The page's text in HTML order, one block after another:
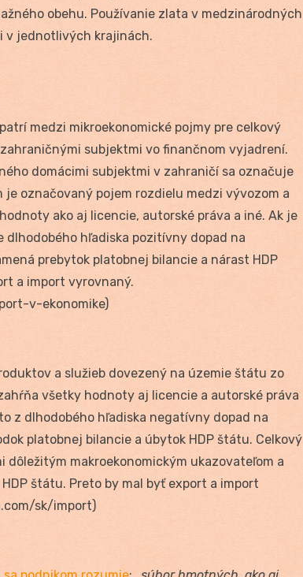
obehu. Používanie zlata v medzinárodných
v jednotlivých krajinách.
medzi mikroekonomické pojmy pre celkový
subjektmi vo finančnom vyjadrení.
domácimi subjektmi v zahraničí sa označuje
označovaný pojem rozdielu medzi vývozom a
ako aj licencie, autorské práva a iné. Ak je
dlhodobého hľadiska pozitívny dopad na
prebytok platobnej bilancie a nárast HDP
a import vyrovnaný.
v-ekonomike)
a služieb dovezený na územie štátu zo
všetky hodnoty aj licencie a autorské práva
z dlhodobého hľadiska negatívny dopad na
platobnej bilancie a úbytok HDP štátu. Celkový
dôležitým makroekonomickým ukazovateľom a
štátu. Preto by mal byť export a import
sk/import)